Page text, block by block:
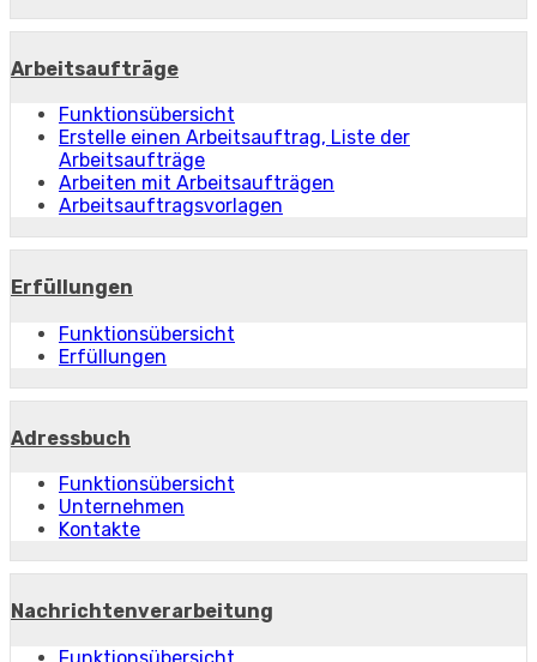
Arbeitsaufträge
Funktionsübersicht
Erstelle einen Arbeitsauftrag, Liste der
Arbeitsaufträge
Arbeiten mit Arbeitsaufträgen
Arbeitsauftragsvorlagen
Erfüllungen
Funktionsübersicht
Erfüllungen
Adressbuch
Funktionsübersicht
Unternehmen
Kontakte
Nachrichtenverarbeitung
Funktionsübersicht